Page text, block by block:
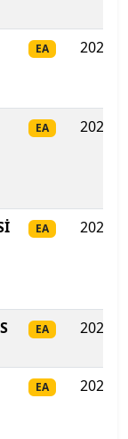
Y.O.
Y.O.
EA 2025
EA 2025
EA 2025
EA 2025
EA 2025